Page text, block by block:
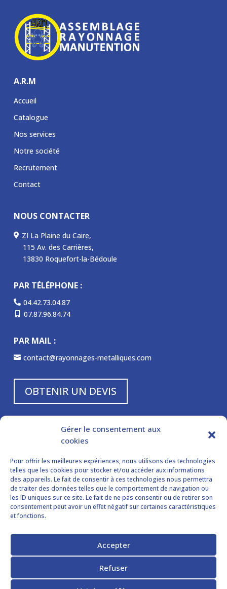
Gérer le consentement aux
cookies
Pour offrir les meilleures expériences, nous utilisons des technologies
telles que les cookies pour stocker et/ou accéder aux informations
des appareils. Le fait de consentir à ces technologies nous permettra
de traiter des données telles que le comportement de navigation ou
les ID uniques sur ce site. Le fait de ne pas consentir ou de retirer son
consentement peut avoir un effet négatif sur certaines caractéristiques
et fonctions.
Accepter
Refuser
A.R.M
Accueil
Catalogue
Nos services
Notre société
Recrutement
Contact
NOUS CONTACTER
 ZI La Plaine du Caire,
115 Av. des Carrières,
13830 Roquefort-la-Bédoule
PAR TÉLÉPHONE :
 04.42.73.04.87
 07.87.96.84.74
PAR MAIL :
 contact@rayonnages-metalliques.com
OBTENIR UN DEVIS
NOS HORAIRES :
Lundi à vendredi
de 8 h à 12 h et de 14 h à 18 h
Samedi et dimanche
Fermé
SUIVEZ-NOUS